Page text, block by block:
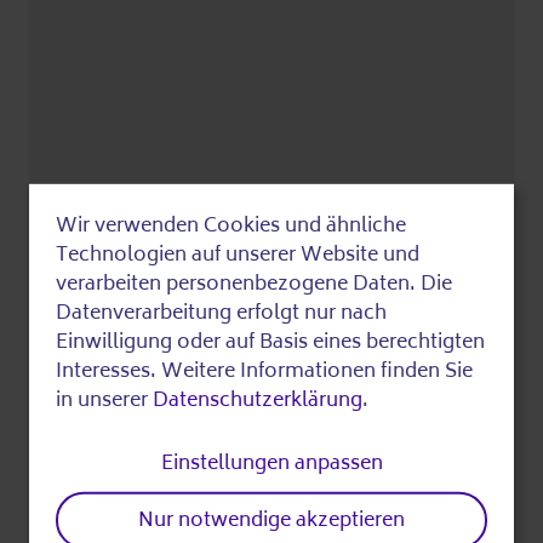
In Google Maps anzeigen
Wer
Albatros gemeinnützige Gesellschaft für
soziale und gesundheitliche
Dienstleistungen mbH
Use
of
personal
data
and
cookies
Wir verwenden Cookies und ähnliche
Technologien auf unserer Website und
verarbeiten personenbezogene Daten. Die
Datenverarbeitung erfolgt nur nach
Einwilligung oder auf Basis eines berechtigten
Interesses. Weitere Informationen finden Sie
in unsererDatenschutzerklärung.
Einstellungen anpassen
Nur notwendige akzeptieren